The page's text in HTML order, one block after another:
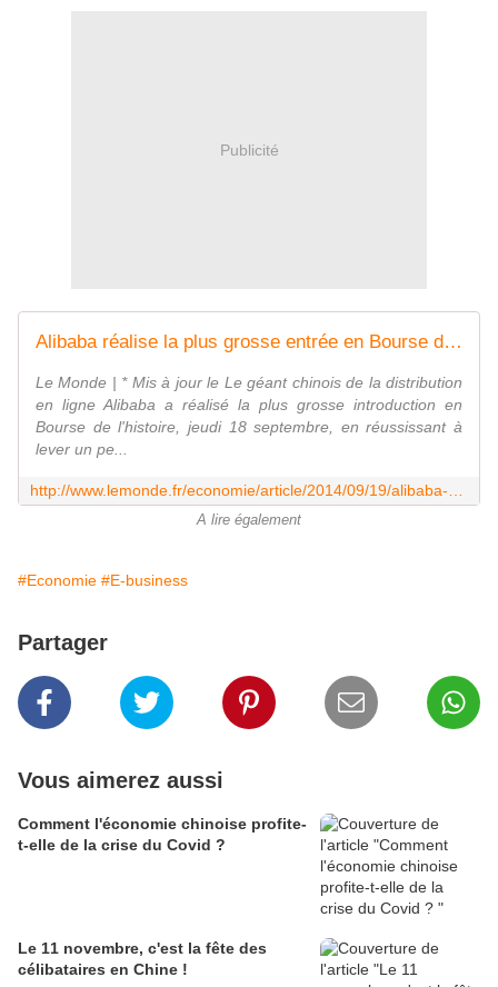
Publicité
Alibaba réalise la plus grosse entrée en Bourse de l'histoire
Le Monde | * Mis à jour le Le géant chinois de la distribution
en ligne Alibaba a réalisé la plus grosse introduction en
Bourse de l'histoire, jeudi 18 septembre, en réussissant à
lever un pe...
A lire également
#Economie #E-business
Partager
Vous aimerez aussi
Comment l'économie chinoise profite-
t-elle de la crise du Covid ?
Le 11 novembre, c'est la fête des
célibataires en Chine !